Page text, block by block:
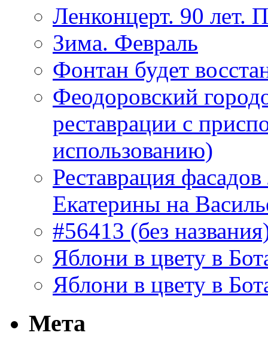
Ленконцерт. 90 лет.
Зима. Февраль
Фонтан будет
Феодоровский
реставрации с
использованию)
Реставрация
Екатерины на
#56413 (без
Яблони в цвету в
Яблони в цвету в
Мета